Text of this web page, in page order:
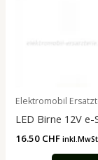
Elektromobil
LED Birne 12V
16.50 CHF inkl.MwSt.